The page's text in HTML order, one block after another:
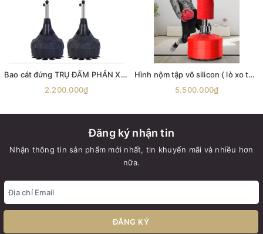
Bao cát đứng TRỤ ĐẤM PHẢN XẠ T4 Standing Pro Speed Bag , trụ đấm bốc phản xạ cobra bag boxing
2.200.000₫
Hình nộm tập võ silicon ( lò xo tầu hoả ) Hình nộm người tập võ Bao cát đứng TRỤ ĐẤM
5.500.000₫
Đăng ký nhận tin
Nhận thông tin sản phẩm mới nhất, tin khuyến mãi và nhiều hơn
nữa.
ĐĂNG KÝ